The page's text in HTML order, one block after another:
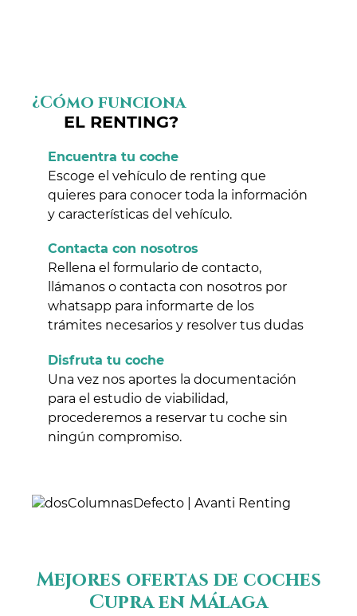
¿Cómo funciona
EL RENTING?
Encuentra tu coche
Escoge el vehículo de renting que
quieres para conocer toda la información
y características del vehículo.
Contacta con nosotros
Rellena el formulario de contacto,
llámanos o contacta con nosotros por
whatsapp para informarte de los
trámites necesarios y resolver tus dudas
Disfruta tu coche
Una vez nos aportes la documentación
para el estudio de viabilidad,
procederemos a reservar tu coche sin
ningún compromiso.
Mejores ofertas de coches
Cupra en Málaga